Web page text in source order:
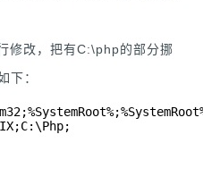
修改，把有C:\php的部分挪
下：